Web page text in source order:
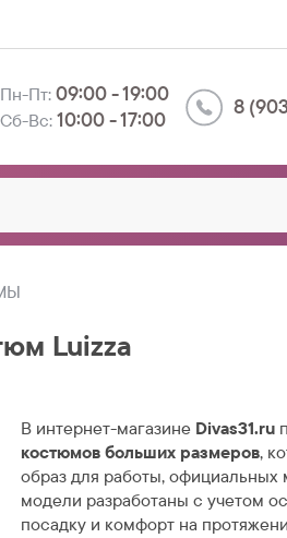
Пн-Пт:09:00 - 19:00
Сб-Вс:10:00 - 17:00
8
Luizza
В интернет-магазине Divas31.ru
костюмов больших размеров,
образ для работы,
модели разработаны с учетом
посадку и комфорт на